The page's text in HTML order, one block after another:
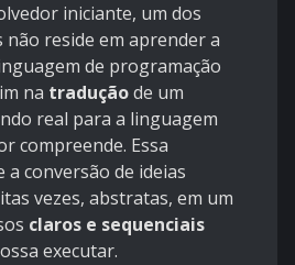
iniciante, um dos
não reside em aprender a
de programação
na traduçãode um
real para a linguagem
compreende. Essa
a conversão de ideias
vezes, abstratas, em um
claros e sequenciais
executar.